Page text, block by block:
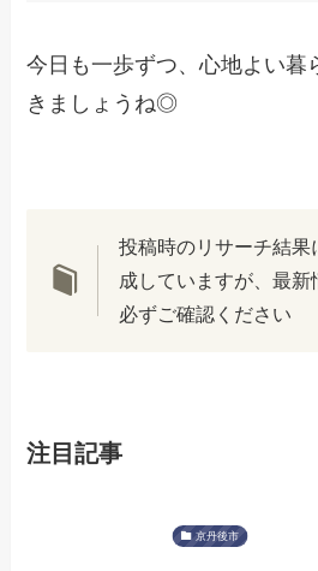
今日も一歩ずつ、心地よい暮
きましょうね◎
投稿時のリサーチ結果
成していますが、最
必ずご確認ください
注目記事
京丹後市